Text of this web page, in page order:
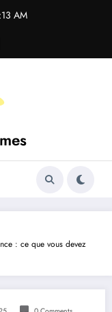
AM
: ce que vous devez